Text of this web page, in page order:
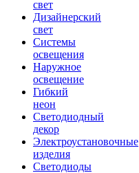
свет
Дизайнерский
свет
Системы
освещения
Наружное
освещение
Гибкий
неон
Светодиодный
декор
Электроустановочные
изделия
Светодиоды